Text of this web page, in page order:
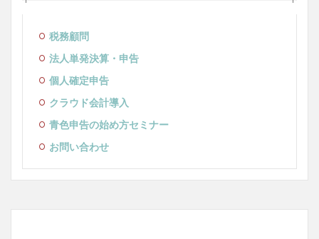
税務顧問
法人単発決算・申告
個人確定申告
クラウド会計導入
青色申告の始め方セミナー
お問い合わせ